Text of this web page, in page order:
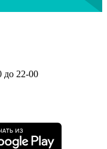
до 22-00